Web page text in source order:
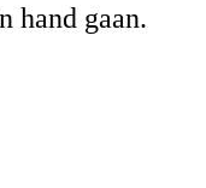
hand gaan.